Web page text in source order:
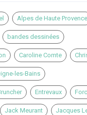
Alpes de Haute Provence
bandes dessinées
Caroline Comte
les-Bains
Entrevaux
Jack Meurant Jacques